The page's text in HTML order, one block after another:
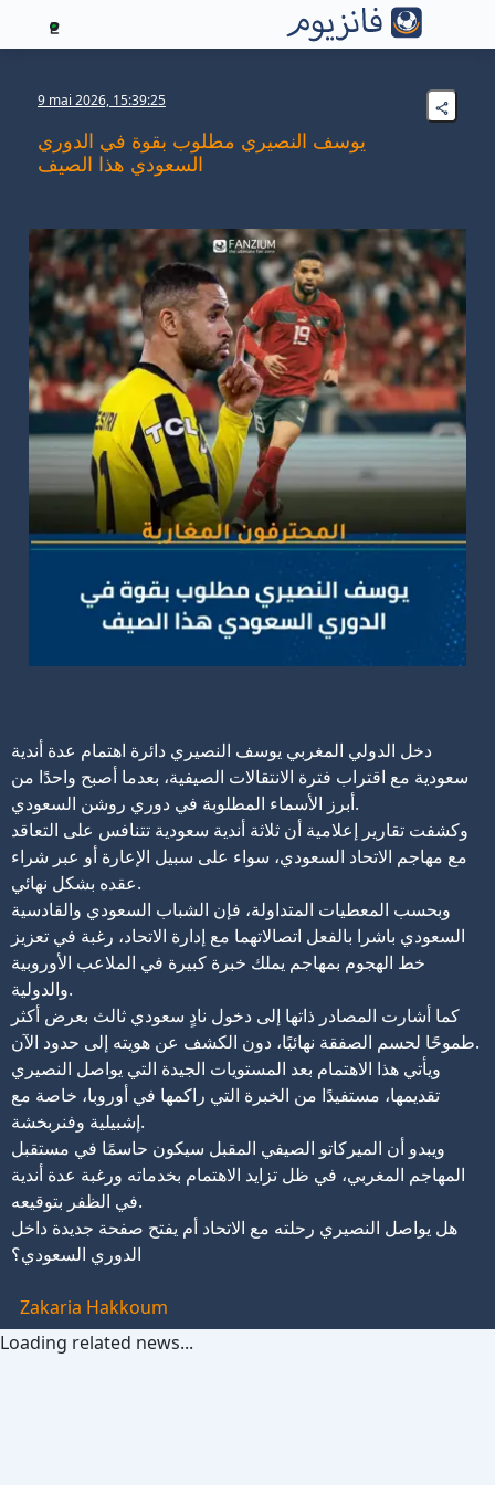
2
9 mai 2026, 15:39:25
يوسف النصيري مطلوب بقوة في الدوري
السعودي هذا الصيف
دخل الدولي المغربي يوسف النصيري دائرة اهتمام عدة أندية
سعودية مع اقتراب فترة الانتقالات الصيفية، بعدما أصبح واحدًا من
أبرز الأسماء المطلوبة في دوري روشن السعودي.
وكشفت تقارير إعلامية أن ثلاثة أندية سعودية تتنافس على التعاقد
مع مهاجم الاتحاد السعودي، سواء على سبيل الإعارة أو عبر شراء
عقده بشكل نهائي.
وبحسب المعطيات المتداولة، فإن الشباب السعودي والقادسية
السعودي باشرا بالفعل اتصالاتهما مع إدارة الاتحاد، رغبة في تعزيز
خط الهجوم بمهاجم يملك خبرة كبيرة في الملاعب الأوروبية
والدولية.
كما أشارت المصادر ذاتها إلى دخول نادٍ سعودي ثالث بعرض أكثر
طموحًا لحسم الصفقة نهائيًا، دون الكشف عن هويته إلى حدود الآن.
ويأتي هذا الاهتمام بعد المستويات الجيدة التي يواصل النصيري
تقديمها، مستفيدًا من الخبرة التي راكمها في أوروبا، خاصة مع
إشبيلية وفنربخشة.
ويبدو أن الميركاتو الصيفي المقبل سيكون حاسمًا في مستقبل
المهاجم المغربي، في ظل تزايد الاهتمام بخدماته ورغبة عدة أندية
في الظفر بتوقيعه.
هل يواصل النصيري رحلته مع الاتحاد أم يفتح صفحة جديدة داخل
الدوري السعودي؟
Zakaria Hakkoum
Loading related news...